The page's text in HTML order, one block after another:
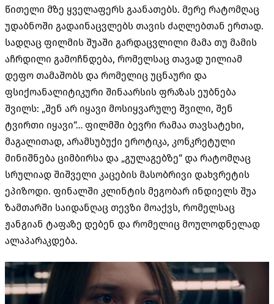
წითელი მზე ყველაფერს გაანათებს. მერე რატომღაც
უდაბნოში გადაინაცვლებს თავის ძაღლებთან ერთად.
სადღაც ფილმის შუაში გარდაცვლილი მამა თუ მამის
აჩრდილი გამოჩნდება, რომელსაც თავად უილიამ
დეფო თამაშობს და რომელიც უცნაური და
ფსიქოანალიტიკური შინაარსის ფრაზას ეუბნება
შვილს: „შენ არ იყავი მოსიყვარულე შვილი, შენ
ტვირთი იყავი“… ფილმში ბევრი რამაა თავსატეხი,
მაგალითად, არამსუბუქი ეროტიკა, კონკრეტული
მინიშნება ციმბირსა და „გულაგებზე“ და რატომღაც
სრულიად შიშველი კაცების მასობრივი დახვრეტის
ეპიზოდი. ფინალში კლინტის მეგობარ ინდიელს შუა
ზამთარში საიდანღაც თევზი მოაქვს, რომელსაც
ჟანგიან ტაფაზე დებენ და რომელიც მოულოდნელად
ალაპარაკდება.